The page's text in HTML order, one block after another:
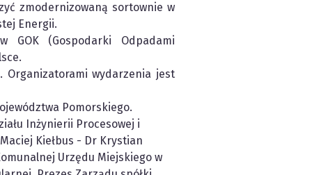
zmodernizowaną sortownie w
Energii.
GOK (Gospodarki Odpadami
Organizatorami wydarzenia jest
Pomorskiego.
Inżynierii Procesowej i
Kiełbus - Dr Krystian
Urzędu Miejskiego w